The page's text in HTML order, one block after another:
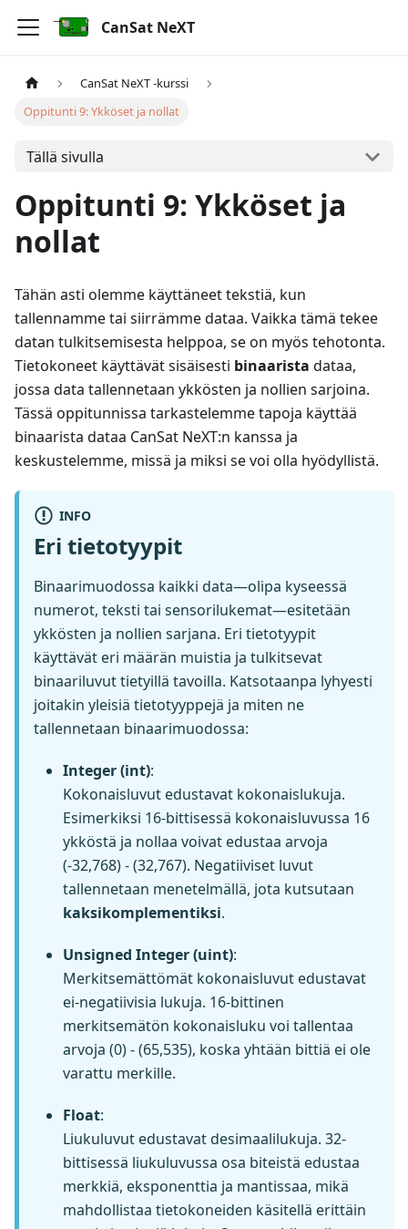
CanSat NeXT
CanSat NeXT -kurssi
Oppitunti 9: Ykköset ja nollat
Tällä sivulla
Oppitunti 9: Ykköset ja
nollat
Tähän asti olemme käyttäneet tekstiä, kun
tallennamme tai siirrämme dataa. Vaikka tämä tekee
datan tulkitsemisesta helppoa, se on myös tehotonta.
Tietokoneet käyttävät sisäisesti binaarista dataa,
jossa data tallennetaan ykkösten ja nollien sarjoina.
Tässä oppitunnissa tarkastelemme tapoja käyttää
binaarista dataa CanSat NeXT:n kanssa ja
keskustelemme, missä ja miksi se voi olla hyödyllistä.
INFO
Eri tietotyypit
Binaarimuodossa kaikki data—olipa kyseessä
numerot, teksti tai sensorilukemat—esitetään
ykkösten ja nollien sarjana. Eri tietotyypit
käyttävät eri määrän muistia ja tulkitsevat
binaariluvut tietyillä tavoilla. Katsotaanpa lyhyesti
joitakin yleisiä tietotyyppejä ja miten ne
tallennetaan binaarimuodossa:
Integer (int):
Kokonaisluvut edustavat kokonaislukuja.
Esimerkiksi 16-bittisessä kokonaisluvussa 16
ykköstä ja nollaa voivat edustaa arvoja
(-32,768) - (32,767). Negatiiviset luvut
tallennetaan menetelmällä, jota kutsutaan
kaksikomplementiksi.
Unsigned Integer (uint):
Merkitsemättömät kokonaisluvut edustavat
ei-negatiivisia lukuja. 16-bittinen
merkitsemätön kokonaisluku voi tallentaa
arvoja (0) - (65,535), koska yhtään bittiä ei ole
varattu merkille.
Float:
Liukuluvut edustavat desimaalilukuja. 32-
bittisessä liukuluvussa osa biteistä edustaa
merkkiä, eksponenttia ja mantissaa, mikä
mahdollistaa tietokoneiden käsitellä erittäin